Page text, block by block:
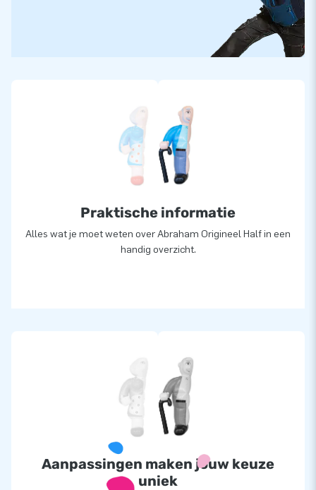
Praktische informatie
Alles wat je moet weten over Abraham Origineel Half in een
handig overzicht.
Aanpassingen maken jouw keuze
uniek